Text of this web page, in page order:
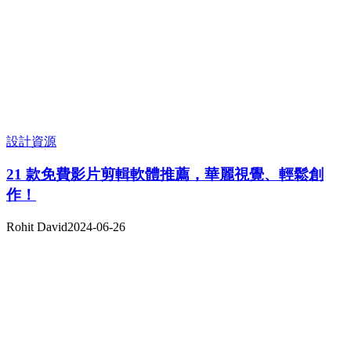
設計資源
21 款免費影片剪輯軟體推薦，華麗視覺、輕鬆創
作！
Rohit David2024-06-26